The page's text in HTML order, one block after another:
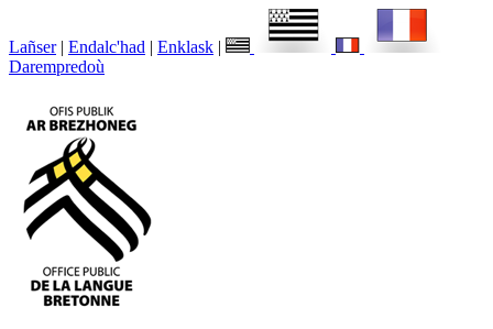
Lañser | Endalc'had | Enklask |
Darempredoù